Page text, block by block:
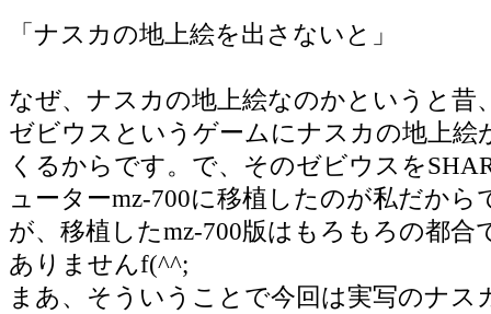
「ナスカの地上絵を出さないと」
なぜ、ナスカの地上絵なのかというと昔
ゼビウスというゲームにナスカの地上絵
くるからです。で、そのゼビウスを
ューターmz-700に移植したのが私だから
が、移植したmz-700版はもろもろの都合
ありませんf(^^;
まあ、そういうことで今回は実写のナス